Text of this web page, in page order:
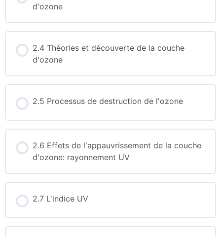
d'ozone
2.4 Théories et découverte de la couche
d'ozone
2.5 Processus de destruction de l'ozone
2.6 Effets de l'appauvrissement de la couche
d'ozone: rayonnement UV
2.7 L'indice UV